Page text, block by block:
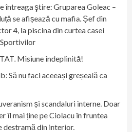
întreaga ştire: Gruparea Goleac –
se afișează cu mafia. Șef din
4, la piscina din curtea casei
Misiune îndeplinită!
Să nu faci aceeași greșeală ca
și scandaluri interne. Doar
îl mai ține pe Ciolacu în fruntea
destramă din interior.